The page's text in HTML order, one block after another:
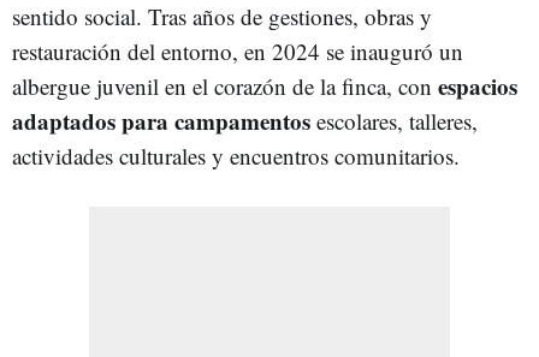
sentido social. Tras años de gestiones, obras y
restauración del entorno, en 2024 se inauguró un
albergue juvenil en el corazón de la finca, con espacios
adaptados para campamentos escolares, talleres,
actividades culturales y encuentros comunitarios.